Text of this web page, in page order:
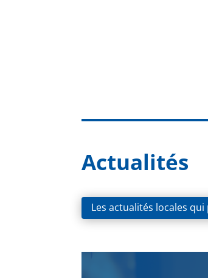
Actualités
Les actualités locales